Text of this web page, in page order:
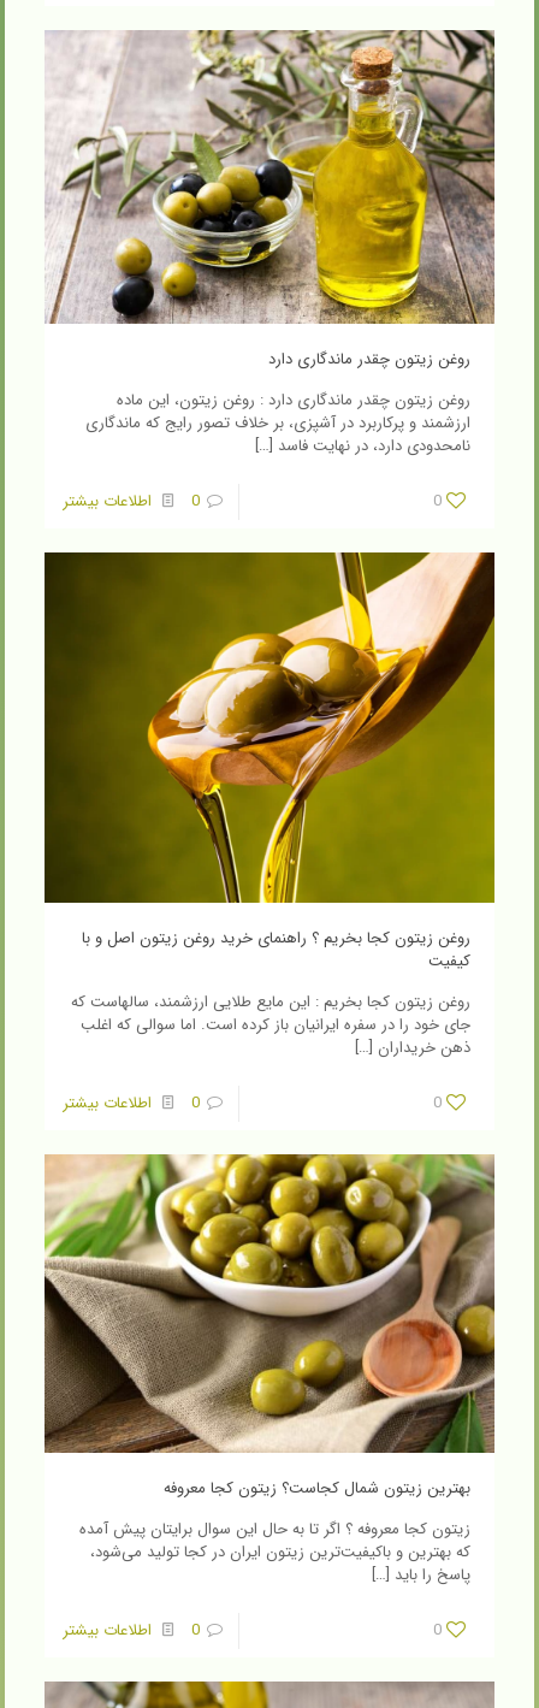
روغن زیتون چقدر ماندگاری دارد
روغن زیتون چقدر ماندگاری دارد : روغن زیتون، این ماده
ارزشمند و پرکاربرد در آشپزی، بر خلاف تصور رایج که ماندگاری
نامحدودی دارد، در نهایت فاسد […]
0
0 اطلاعات بیشتر
روغن زیتون کجا بخریم ؟ راهنمای خرید روغن زیتون اصل و با
کیفیت
روغن زیتون کجا بخریم : این مایع طلایی ارزشمند، سالهاست که
جای خود را در سفره ایرانیان باز کرده است. اما سوالی که اغلب
ذهن خریداران […]
0
0 اطلاعات بیشتر
بهترین زیتون شمال کجاست؟ زیتون کجا معروفه
زیتون کجا معروفه ؟ اگر تا به حال این سوال برایتان پیش آمده
که بهترین و باکیفیت‌ترین زیتون ایران در کجا تولید می‌شود،
پاسخ را باید […]
0
0 اطلاعات بیشتر